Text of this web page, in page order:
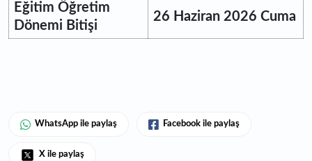
Eğitim Öğretim
Dönemi Bitişi
26 Haziran 2026 Cuma
WhatsApp ile paylaş Facebook ile paylaş
X ile paylaş